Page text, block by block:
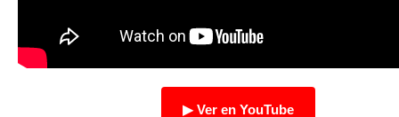
TRANSPARENCIA
▶ Ver en YouTube